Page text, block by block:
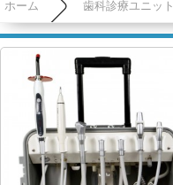
ホーム 歯科診療ユニット